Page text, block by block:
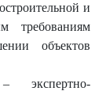
и
требованиям
объектов
экспертно-